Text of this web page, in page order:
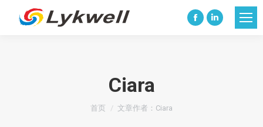
FacebookLinkedin
Ciara
您在这里：
首页 文章作者：Ciara